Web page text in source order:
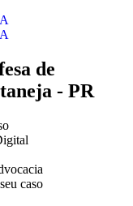
de
- PR
caso